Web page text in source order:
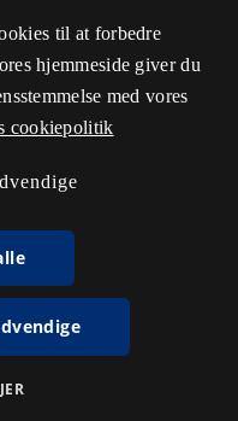
til at forbedre
hjemmeside giver du
med vores
cookiepolitik